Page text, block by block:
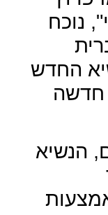
נוכח
החדש
חדשה
הנשיא